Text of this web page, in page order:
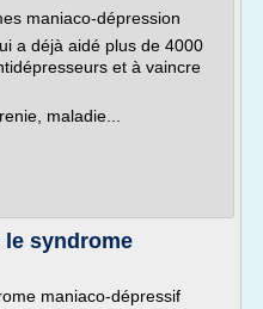
maniaco-dépression
a déjà aidé plus de 4000
et à vaincre
maladie...
syndrome
maniaco-dépressif